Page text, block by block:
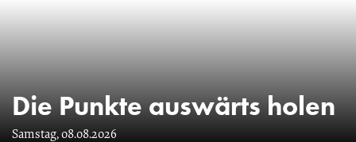
e.V.:
Offizielle
Website
Die Punkte auswärts holen
Samstag, 08.08.2026